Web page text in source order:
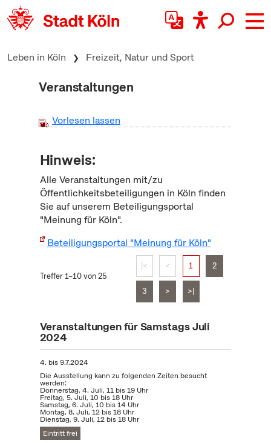
zum Inhalt springen
Leben in Köln Freizeit, Natur und Sport
Veranstaltungen
Vorlesen lassen
Hinweis:
Alle Veranstaltungen mit/zu
Öffentlichkeitsbeteiligungen in Köln finden
Sie auf unserem Beteiligungsportal
"Meinung für Köln".
Beteiligungsportal "Meinung für Köln"
Treffer 1–10 von 25
|< < 1 2
3 > >|
Veranstaltungen für Samstags Juli
2024
4. bis9.7.2024
Die Ausstellung kann zu folgenden Zeiten besucht
werden:
Donnerstag, 4. Juli, 11 bis 19 Uhr
Freitag, 5. Juli, 10 bis 18 Uhr
Samstag, 6. Juli, 10 bis 14 Uhr
Montag, 8. Juli, 12 bis 18 Uhr
Dienstag, 9. Juli, 12 bis 18 Uhr
Eintritt frei